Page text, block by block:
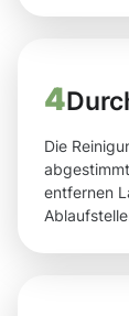
4
Die
entfernen